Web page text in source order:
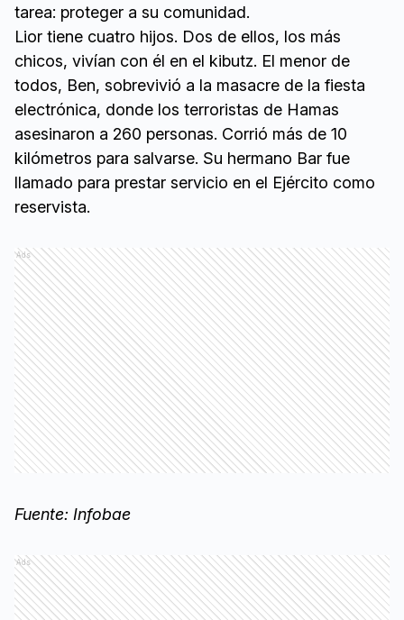
tarea: proteger a su comunidad.
Lior tiene cuatro hijos. Dos de ellos, los más
chicos, vivían con él en el kibutz. El menor de
todos, Ben, sobrevivió a la masacre de la fiesta
electrónica, donde los terroristas de Hamas
asesinaron a 260 personas. Corrió más de 10
kilómetros para salvarse. Su hermano Bar fue
llamado para prestar servicio en el Ejército como
reservista.
Ads
Fuente: Infobae
Ads